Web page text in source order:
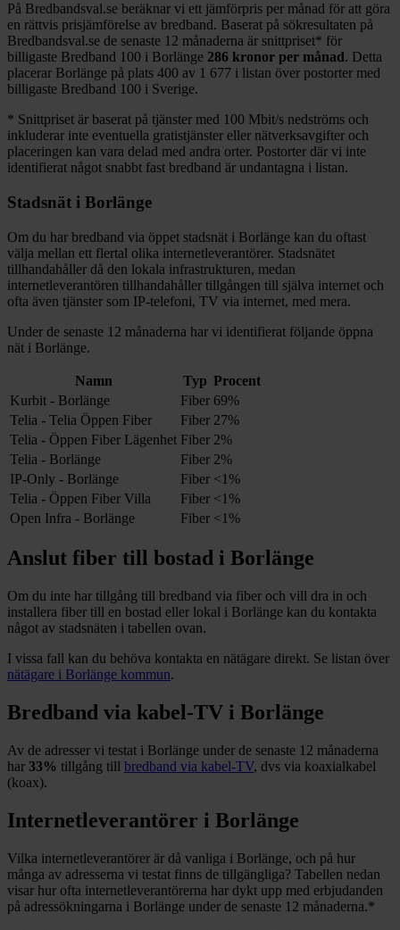
På Bredbandsval.se beräknar vi ett jämförpris per månad för att göra
en rättvis prisjämförelse av bredband. Baserat på sökresultaten på
Bredbandsval.se de senaste 12 månaderna är snittpriset* för
billigaste Bredband 100 i Borlänge 286 kronor per månad. Detta
placerar Borlänge på plats 400 av 1 677 i listan över postorter med
billigaste Bredband 100 i Sverige.
* Snittpriset är baserat på tjänster med 100 Mbit/s nedströms och
inkluderar inte eventuella gratistjänster eller nätverksavgifter och
placeringen kan vara delad med andra orter. Postorter där vi inte
identifierat något snabbt fast bredband är undantagna i listan.
Stadsnät i Borlänge
Om du har bredband via öppet stadsnät i Borlänge kan du oftast
välja mellan ett flertal olika internetleverantörer. Stadsnätet
tillhandahåller då den lokala infrastrukturen, medan
internetleverantören tillhandahåller tillgången till själva internet och
ofta även tjänster som IP-telefoni, TV via internet, med mera.
Under de senaste 12 månaderna har vi identifierat följande öppna
nät i Borlänge.
Namn Typ Procent
Kurbit - Borlänge
Fiber 69%
Telia - Telia Öppen Fiber
Fiber 27%
Telia - Öppen Fiber Lägenhet Fiber 2%
Telia - Borlänge
Fiber 2%
IP-Only - Borlänge
Fiber <1%
Telia - Öppen Fiber Villa
Fiber <1%
Open Infra - Borlänge
Fiber <1%
Anslut fiber till bostad i Borlänge
Om du inte har tillgång till bredband via fiber och vill dra in och
installera fiber till en bostad eller lokal i Borlänge kan du kontakta
något av stadsnäten i tabellen ovan.
I vissa fall kan du behöva kontakta en nätägare direkt. Se listan över
nätägare i Borlänge kommun.
Bredband via kabel-TV i Borlänge
Av de adresser vi testat i Borlänge under de senaste 12 månaderna
har 33% tillgång till bredband via kabel-TV, dvs via koaxialkabel
(koax).
Internetleverantörer i Borlänge
Vilka internetleverantörer är då vanliga i Borlänge, och på hur
många av adresserna vi testat finns de tillgängliga? Tabellen nedan
visar hur ofta internetleverantörerna har dykt upp med erbjudanden
på adressökningarna i Borlänge under de senaste 12 månaderna.*